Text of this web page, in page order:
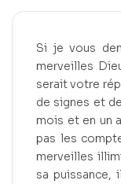
Si je vous
merveilles
serait votre
de signes et
mois et en un
pas les
merveilles
sa puissance,